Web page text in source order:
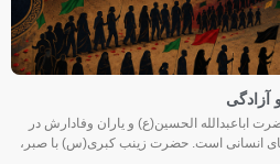
اباعبدالله الحسین(ع) و یاران وفادارش در
انسانی است. حضرت زینب کبری(س) با صبر،